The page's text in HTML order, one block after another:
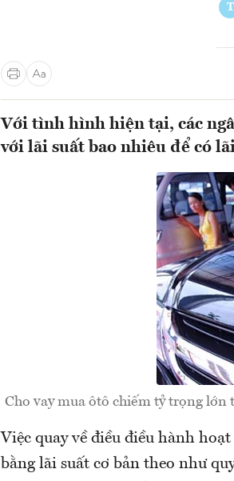
T
Với tình hình hiện tại, các
với lãi suất bao nhiêu để có
Cho vay mua ôtô chiếm tỷ trọng lớn
Việc quay về điều điều hành
bằng lãi suất cơ bản theo như